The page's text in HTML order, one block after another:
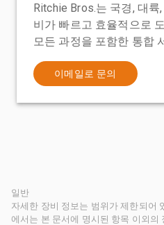
Ritchie Bros.는 국경, 대
비가 빠르고 효율적으로
모든 과정을 포함한 통합
이메일로 문의
일반
자세한 장비 정보는 범위가 제한되어
에서는 본 문서에 명시된 항목 이외